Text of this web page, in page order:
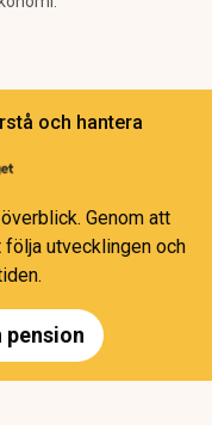
och hantera
Genom att
utvecklingen och
pension